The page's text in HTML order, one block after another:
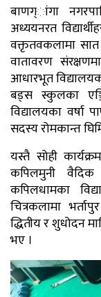
बाणग्ांगा
अध्ययनरत
वक्तृतवकलामा
वातावरण
आधारभूत
बड्स स्कुलका
विद्यालयका वर्षा
सदस्य रोमकान्त
यस्तै सोही
कपिलमुनी
कपिलधामका
चित्रकलामा
द्धितीय र शुधोदन
भए ।